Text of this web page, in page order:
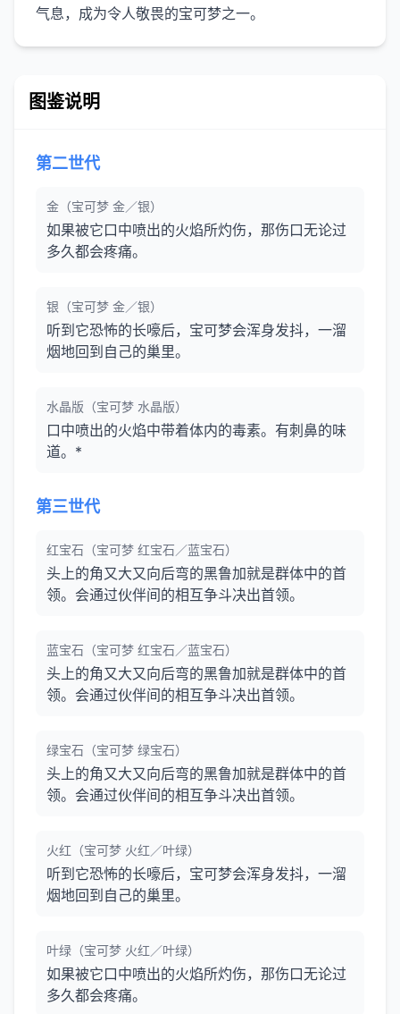
图鉴说明
第二世代
金（宝可梦 金／银）
如果被它口中喷出的火焰所灼伤，那伤口无论过
多久都会疼痛。
银（宝可梦 金／银）
听到它恐怖的长嚎后，宝可梦会浑身发抖，一溜
烟地回到自己的巢里。
水晶版（宝可梦 水晶版）
口中喷出的火焰中带着体内的毒素。有刺鼻的味
道。*
第三世代
红宝石（宝可梦 红宝石／蓝宝石）
头上的角又大又向后弯的黑鲁加就是群体中的首
领。会通过伙伴间的相互争斗决出首领。
蓝宝石（宝可梦 红宝石／蓝宝石）
头上的角又大又向后弯的黑鲁加就是群体中的首
领。会通过伙伴间的相互争斗决出首领。
绿宝石（宝可梦 绿宝石）
头上的角又大又向后弯的黑鲁加就是群体中的首
领。会通过伙伴间的相互争斗决出首领。
火红（宝可梦 火红／叶绿）
听到它恐怖的长嚎后，宝可梦会浑身发抖，一溜
烟地回到自己的巢里。
叶绿（宝可梦 火红／叶绿）
如果被它口中喷出的火焰所灼伤，那伤口无论过
多久都会疼痛。